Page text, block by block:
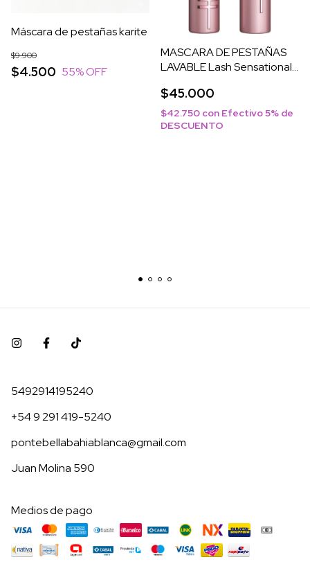
Máscara de pestañas karite
$4.500
$9.900
55% OFF
MASCARA DE PESTAÑAS
LAVABLE Lash Sensational
$45.000
$42.750 con Efectivo 5% de
DESCUENTO
5492914195240
+54 9 291 419-5240
pontebellabahiablanca@gmail.com
Juan Molina 590
Medios de pago